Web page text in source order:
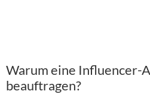
Warum eine Influencer-
beauftragen?